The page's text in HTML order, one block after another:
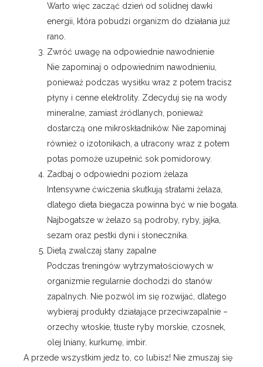
Warto więc zacząć dzień od solidnej dawki
energii, która pobudzi organizm do działania już
rano.
Zwróć uwagę na odpowiednie nawodnienie
Nie zapominaj o odpowiednim nawodnieniu,
ponieważ podczas wysiłku wraz z potem tracisz
płyny i cenne elektrolity. Zdecyduj się na wody
mineralne, zamiast źródlanych, ponieważ
dostarczą one mikroskładników. Nie zapominaj
również o izotonikach, a utracony wraz z potem
potas pomoże uzupełnić sok pomidorowy.
Zadbaj o odpowiedni poziom żelaza
Intensywne ćwiczenia skutkują stratami żelaza,
dlatego dieta biegacza powinna być w nie bogata.
Najbogatsze w żelazo są podroby, ryby, jajka,
sezam oraz pestki dyni i słonecznika.
Dietą zwalczaj stany zapalne
Podczas treningów wytrzymałościowych w
organizmie regularnie dochodzi do stanów
zapalnych. Nie pozwól im się rozwijać, dlatego
wybieraj produkty działające przeciwzapalnie –
orzechy włoskie, tłuste ryby morskie, czosnek,
olej lniany, kurkumę, imbir.
A przede wszystkim jedz to, co lubisz! Nie zmuszaj się